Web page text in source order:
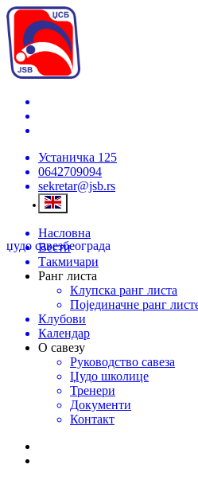
Устаничка 125
0642709094
sekretar@jsb.rs
џудо савезбеограда
Насловна
Вести
Такмичари
Ранг листа
Клупска ранг листа
Појединачне ранг
Клубови
Календар
О савезу
Руководство савеза
Џудо школице
Тренери
Документи
Контакт